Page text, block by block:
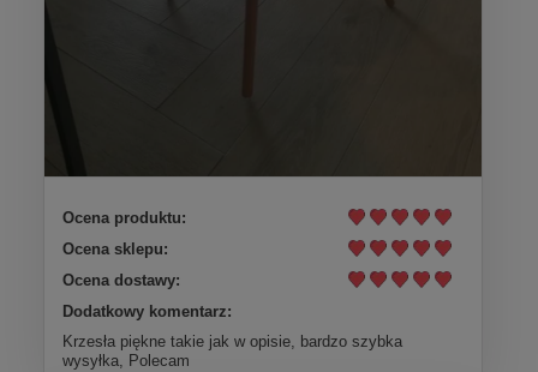
Ocena produktu:
Ocena sklepu:
Ocena dostawy:
Dodatkowy komentarz:
Krzesła piękne takie jak w opisie, bardzo szybka
wysyłka, Polecam